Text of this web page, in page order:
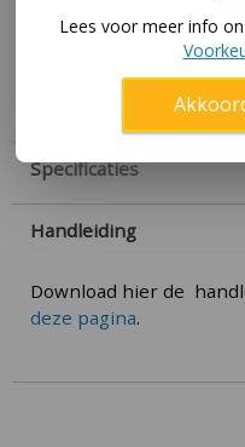
zitje is in hoogte
schommels tot een
keuze voor eindeloos
Specificaties
Handleiding
Download hier de
deze pagina.
Lees voor meer info